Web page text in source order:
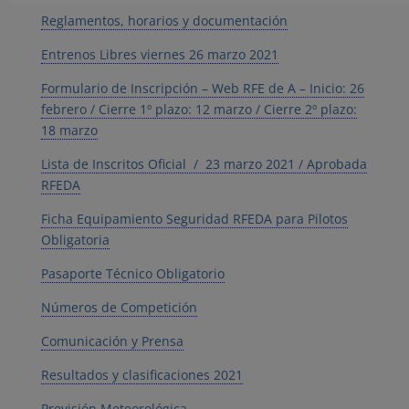
Reglamentos, horarios y documentación
Entrenos Libres viernes 26 marzo 2021
Formulario de Inscripción – Web RFE de A – Inicio: 26
febrero / Cierre 1º plazo: 12 marzo / Cierre 2º plazo:
18 marzo
Lista de Inscritos Oficial / 23 marzo 2021 / Aprobada
RFEDA
Ficha Equipamiento Seguridad RFEDA para Pilotos
Obligatoria
Pasaporte Técnico Obligatorio
Números de Competición
Comunicación y Prensa
Resultados y clasificaciones 2021